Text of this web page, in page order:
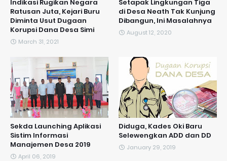
Indikasi Rugikan Negara
Ratusan Juta, Kejari Buru
Diminta Usut Dugaan
Korupsi Dana Desa Simi
March 31, 2021
Setapak Lingkungan Tiga
di Desa Neath Tak Kunjung
Dibangun, Ini Masalahnya
August 12, 2020
Sekda Launching Aplikasi
Sistim Informasi
Manajemen Desa 2019
April 06, 2019
Diduga, Kades Oki Baru
Selewengkan ADD dan DD
January 29, 2019